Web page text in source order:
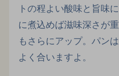
トの程よい酸味と旨味
に煮込めば滋味深さが
もさらにアップ。パン
よく合いますよ。